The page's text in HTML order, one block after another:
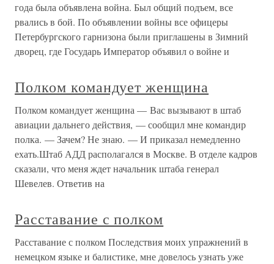
года была объявлена война. Был общий подъем, все
рвались в бой. По объявлении войны все офицеры
Петербургского гарнизона были приглашены в Зимний
дворец, где Государь Император объявил о войне и
Полком командует женщина
Полком командует женщина — Вас вызывают в штаб
авиации дальнего действия, — сообщил мне командир
полка. — Зачем? Не знаю. — И приказал немедленно
ехать.Штаб АДД располагался в Москве. В отделе кадров
сказали, что меня ждет начальник штаба генерал
Шевелев. Ответив на
Расставание с полком
Расставание с полком Последствия моих упражнений в
немецком языке и балистике, мне довелось узнать уже